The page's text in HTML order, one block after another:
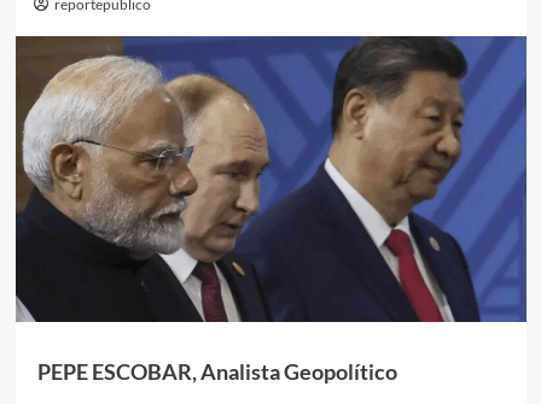
reportepublico
PEPE ESCOBAR, Analista Geopolítico